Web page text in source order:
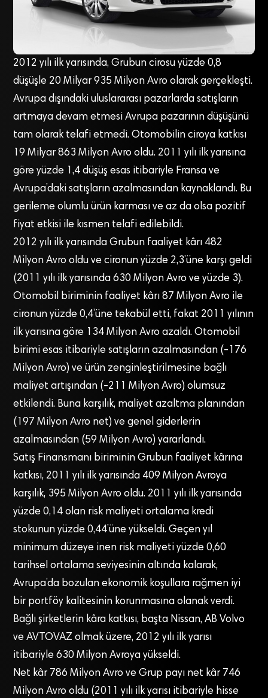
2012 yılı ilk yarısında, Grubun cirosu yüzde 0,8
düşüşle 20 Milyar 935 Milyon Avro olarak gerçekleşti.
Avrupa dışındaki uluslararası pazarlarda satışların
artmaya devam etmesi Avrupa pazarının düşüşünü
tam olarak telafi etmedi. Otomobilin ciroya katkısı
19 Milyar 863 Milyon Avro oldu. 2011 yılı ilk yarısına
göre yüzde 1,4 düşüş esas itibariyle Fransa ve
Avrupa’daki satışların azalmasından kaynaklandı. Bu
gerileme olumlu ürün karması ve az da olsa pozitif
fiyat etkisi ile kısmen telafi edilebildi.
2012 yılı ilk yarısında Grubun faaliyet kârı 482
Milyon Avro oldu ve cironun yüzde 2,3’üne karşı geldi
(2011 yılı ilk yarısında 630 Milyon Avro ve yüzde 3).
Otomobil biriminin faaliyet kârı 87 Milyon Avro ile
cironun yüzde 0,4’üne tekabül etti, fakat 2011 yılının
ilk yarısına göre 134 Milyon Avro azaldı. Otomobil
birimi esas itibariyle satışların azalmasından (-176
Milyon Avro) ve ürün zenginleştirilmesine bağlı
maliyet artışından (-211 Milyon Avro) olumsuz
etkilendi. Buna karşılık, maliyet azaltma planından
(197 Milyon Avro net) ve genel giderlerin
azalmasından (59 Milyon Avro) yararlandı.
Satış Finansmanı biriminin Grubun faaliyet kârına
katkısı, 2011 yılı ilk yarısında 409 Milyon Avroya
karşılık, 395 Milyon Avro oldu. 2011 yılı ilk yarısında
yüzde 0,14 olan risk maliyeti ortalama kredi
stokunun yüzde 0,44’üne yükseldi. Geçen yıl
minimum düzeye inen risk maliyeti yüzde 0,60
tarihsel ortalama seviyesinin altında kalarak,
Avrupa’da bozulan ekonomik koşullara rağmen iyi
bir portföy kalitesinin korunmasına olanak verdi.
Bağlı şirketlerin kâra katkısı, başta Nissan, AB Volvo
ve AVTOVAZ olmak üzere, 2012 yılı ilk yarısı
itibariyle 630 Milyon Avroya yükseldi.
Net kâr 786 Milyon Avro ve Grup payı net kâr 746
Milyon Avro oldu (2011 yılı ilk yarısı itibariyle hisse